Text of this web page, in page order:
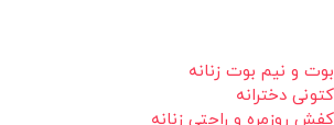
بوت و نیم بوت زنانه
کتونی دخترانه
کفش روزمره و راحتی زنانه